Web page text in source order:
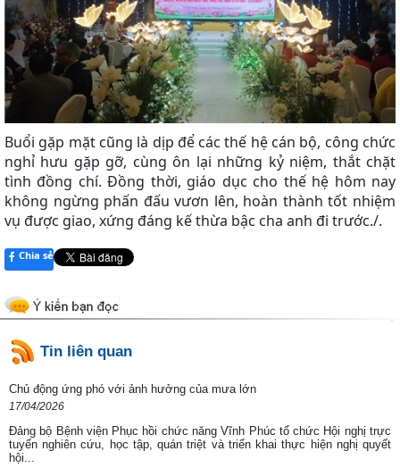
Buổi gặp mặt cũng là dịp để các thế hệ cán bộ, công chức
nghỉ hưu gặp gỡ, cùng ôn lại những kỷ niệm, thắt chặt
tình đồng chí. Đồng thời, giáo dục cho thế hệ hôm nay
không ngừng phấn đấu vươn lên, hoàn thành tốt nhiệm
vụ được giao, xứng đáng kế thừa bậc cha anh đi trước./.
Chia sẻ
Tin liên quan
Chủ động ứng phó với ảnh hưởng của mưa lớn
17/04/2026
Đảng bộ Bệnh viện Phục hồi chức năng Vĩnh Phúc tổ chức Hội nghị trực
tuyến nghiên cứu, học tập, quán triệt và triển khai thực hiện nghị quyết
hội...